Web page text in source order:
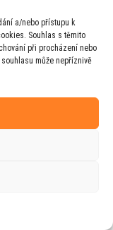
a/nebo přístupu k
Souhlas s těmito
při procházení nebo
může nepříznivě
s